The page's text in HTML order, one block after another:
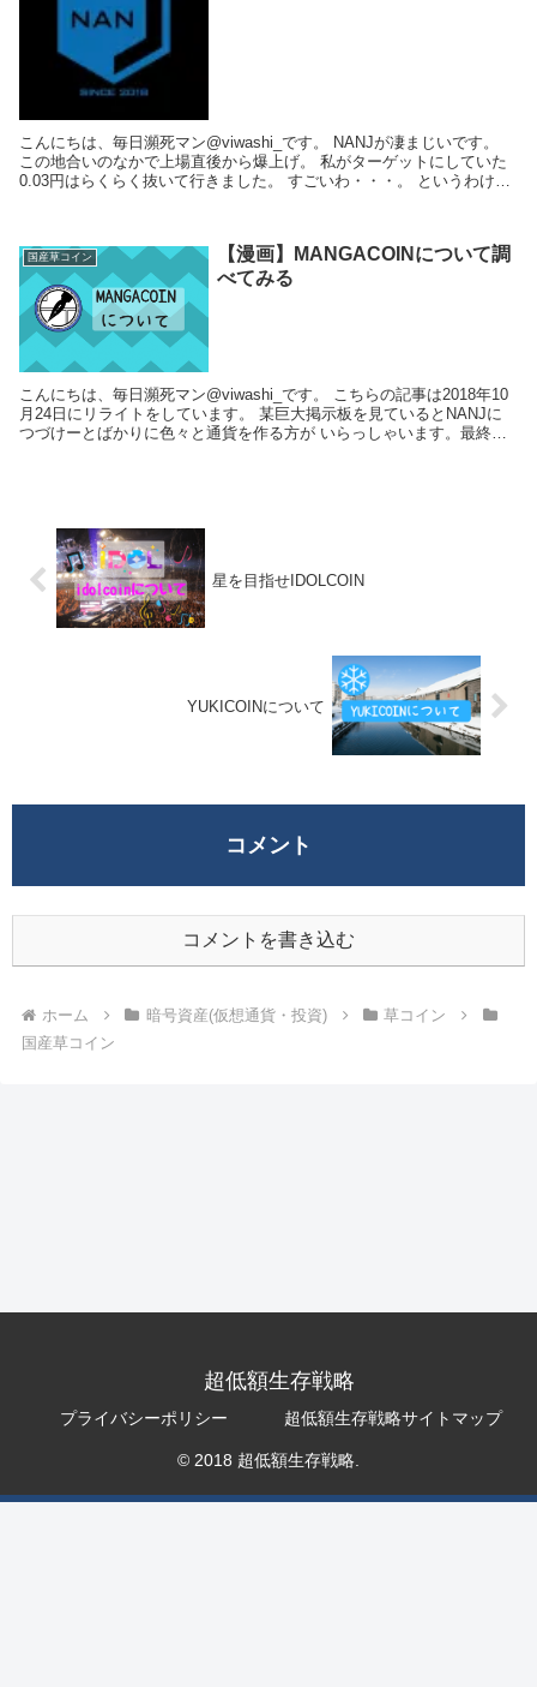
こんにちは、毎日瀕死マン@viwashi_です。 NANJが凄まじいです。
この地合いのなかで上場直後から爆上げ。 私がターゲットにしていた
0.03円はらくらく抜いて行きました。 すごいわ・・・。 というわけで
国産草コイン
【漫画】MANGACOINについて調
べてみる
こんにちは、毎日瀕死マン@viwashi_です。 こちらの記事は2018年10
月24日にリライトをしています。 某巨大掲示板を見ているとNANJに
つづけーとばかりに色々と通貨を作る方が いらっしゃいます。最終的
星を目指せIDOLCOIN
YUKICOINについて
コメント
コメントを書き込む
ホーム 暗号資産(仮想通貨・投資)
草コイン
国産草コイン
超低額生存戦略
プライバシーポリシー 超低額生存戦略サイトマップ
© 2018 超低額生存戦略.